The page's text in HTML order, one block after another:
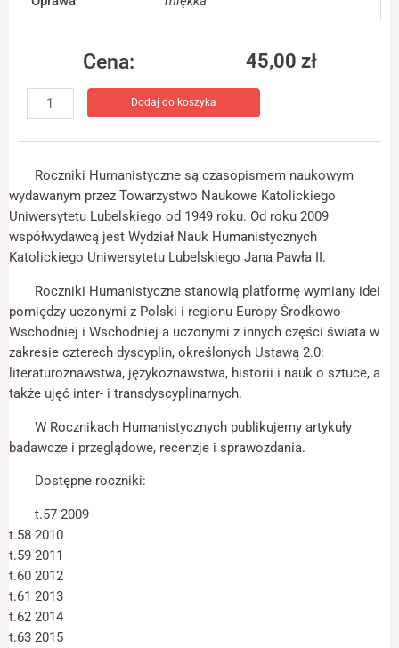
Cena: 45,00 zł
Roczniki
Humanistyczne
z.
Historia
Dodaj do koszyka
Roczniki Humanistyczne są czasopismem naukowym
wydawanym przez Towarzystwo Naukowe Katolickiego
Uniwersytetu Lubelskiego od 1949 roku. Od roku 2009
współwydawcą jest Wydział Nauk Humanistycznych
Katolickiego Uniwersytetu Lubelskiego Jana Pawła II.
Roczniki Humanistyczne stanowią platformę wymiany idei
pomiędzy uczonymi z Polski i regionu Europy Środkowo-
Wschodniej i Wschodniej a uczonymi z innych części świata w
zakresie czterech dyscyplin, określonych Ustawą 2.0:
literaturoznawstwa, językoznawstwa, historii i nauk o sztuce, a
także ujęć inter- i transdyscyplinarnych.
W Rocznikach Humanistycznych publikujemy artykuły
badawcze i przeglądowe, recenzje i sprawozdania.
Dostępne roczniki:
t.57 2009
t.58 2010
t.59 2011
t.60 2012
t.61 2013
t.62 2014
t.63 2015
Doświadczenie
Aby nasza strona
działała jak
na nią. Jeśli
odrzucisz te pliki
cookie, niektóre
funkcje znikną ze
strony
internetowej.
Marketing
Udostępniając
swoje
zainteresowania i
zachowania
podczas
strony, zwiększasz
szansę na
zobaczenie